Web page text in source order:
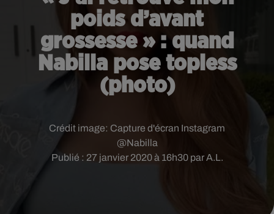
poids d’avant
grossesse » : quand
Nabilla pose topless
(photo)
Publié : 27 janvier 2020 à 16h30 par A.L.
Crédit image: Capture d'écran Instagram
@Nabilla